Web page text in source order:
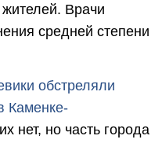
Врачи
средней степени
обстреляли
Каменке-
нет, но часть города